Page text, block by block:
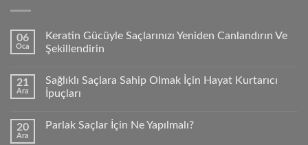
06
Oca
Keratin Gücüyle Saçlarınızı Yeniden Canlandırın Ve
Şekillendirin
21
Ara
Sağlıklı Saçlara Sahip Olmak İçin Hayat Kurtarıcı
İpuçları
20
Ara
Parlak Saçlar İçin Ne Yapılmalı?